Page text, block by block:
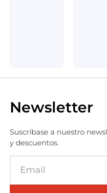
Newsletter
Suscríbase a nuestro
y descuentos.